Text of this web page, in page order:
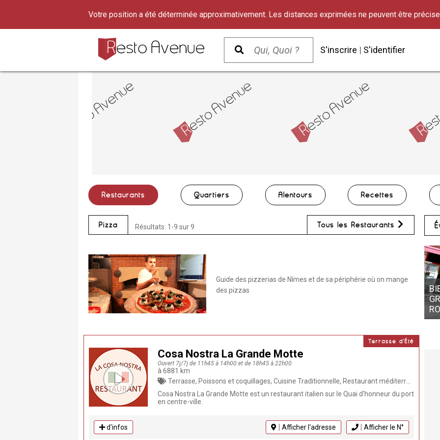
Votre position a été déterminée approximativement. Les distances exprimées ne peuvent être
S'inscrire | S'identifier
Restaurants Quartiers Alentours Recettes
Pizza Résultats: 1-9 sur 9 Tous les Restaurants
Guide des pizzerias de Nîmes et de sa périphérie où on mange
des pizzas
Terrasse d'Été
Cosa Nostra La Grande Motte
Ouvert 7j/7j de 11h45 à 14h00 et de 18h45 à 22h00
à 6881 km
Terrasse, Poissons et coquillages, Cuisine Traditionnelle, Restaurant méditerranéen, Pizza, Restaurant italien, Fait maison, Animaux admis, Burger, Produits frais, Restaurant , Moules Frites
Cosa Nostra La Grande Motte est un restaurant italien sur le Quai d'honneur du port
en centre-ville.
d'infos Afficher l'adresse Afficher le N°